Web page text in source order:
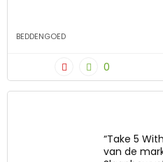
BEDDENGOED
0
“Take 5
van de